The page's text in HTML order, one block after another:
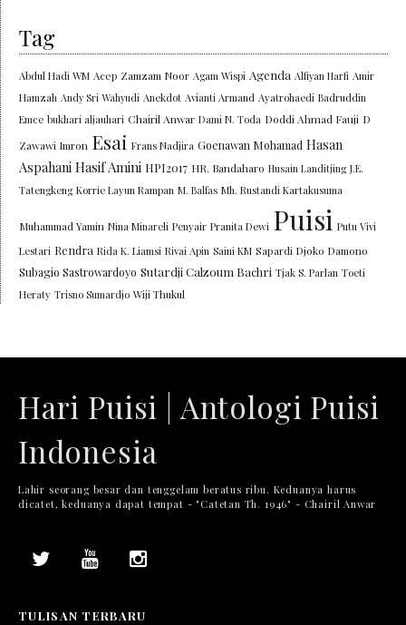
Tag
Abdul Hadi WM Acep Zamzam Noor Agam Wispi Agenda Alfiyan Harfi Amir
Hamzah Andy Sri Wahyudi Anekdot Avianti Armand Ayatrohaedi Badruddin
Emce bukhari aljauhari Chairil Anwar Dami N. Toda Doddi Ahmad Fauji D
Zawawi Imron Esai Frans Nadjira Goenawan Mohamad Hasan
Aspahani Hasif Amini HPI2017 HR. Bandaharo Husain Landitjing J.E.
Tatengkeng Korrie Layun Rampan M. Balfas Mh. Rustandi Kartakusuma
Muhammad Yamin Nina Minareli Penyair Pranita Dewi Puisi Putu Vivi
Lestari Rendra Rida K. Liamsi Rivai Apin Saini KM Sapardi Djoko Damono
Subagio Sastrowardoyo Sutardji Calzoum Bachri Tjak S. Parlan Toeti
Heraty Trisno Sumardjo Wiji Thukul
Hari Puisi | Antologi Puisi
Indonesia
Lahir seorang besar dan tenggelam beratus ribu. Keduanya harus
dicatet, keduanya dapat tempat - "Catetan Th. 1946" - Chairil Anwar
TULISAN TERBARU